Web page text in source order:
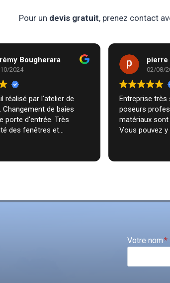
Pour un devis gratuit, prenez contact
Bougherara
2024
réalisé par l'atelier de
Changement de baies
porte d'entrée. Très
des fenêtres et
pierre
02/08/
Entreprise très
poseurs
matériaux sont
Vous pouvez y
Votre nom*